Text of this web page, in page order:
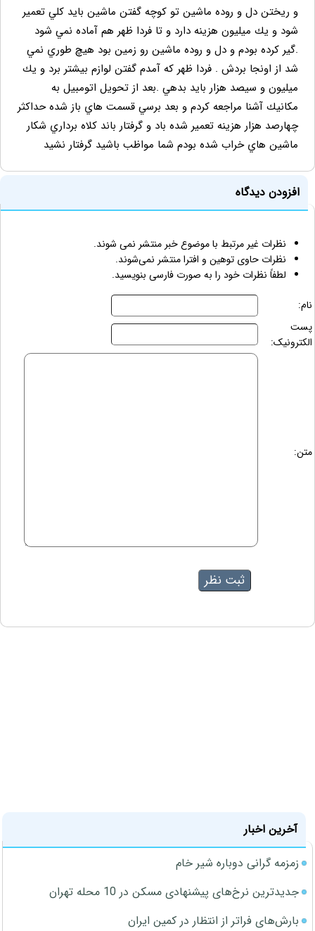
و ريختن دل و روده ماشين تو كوچه گفتن ماشين بايد كلي تعمير
شود و يك ميليون هزينه دارد و تا فردا ظهر هم آماده نمي شود
.گير كرده بودم و دل و روده ماشين رو زمين بود هيچ طوري نمي
شد از اونجا بردش . فردا ظهر كه آمدم گفتن لوازم بيشتر برد و يك
ميليون و سيصد هزار بايد بدهي .بعد از تحويل اتومبيل به
مكانيك آشنا مراجعه كردم و بعد برسي قسمت هاي باز شده حداكثر
چهارصد هزار هزينه تعمير شده باد و گرفتار باند كلاه برداري شكار
ماشين هاي خراب شده بودم شما مواظب باشيد گرفتار نشيد
افزودن دیدگاه
نظرات غیر مرتبط با موضوع خبر منتشر نمی شوند.
نظرات حاوی توهین و افترا منتشر نمی‌شوند.
لطفاً نظرات خود را به صورت فارسی بنویسید.
نام:
پست
الکترونیک:
متن:
آخرین اخبار
زمزمه گرانی دوباره شیر خام
جدیدترین نرخ‌های پیشنهادی مسکن در 10 محله تهران
بارش‌های فراتر از انتظار در کمین ایران